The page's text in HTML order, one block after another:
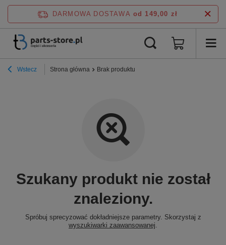
DARMOWA DOSTAWA od 149,00 zł
Wstecz Strona główna Brak produktu
Szukany produkt nie został
znaleziony.
Spróbuj sprecyzować dokładniejsze parametry. Skorzystaj z
wyszukiwarki zaawansowanej